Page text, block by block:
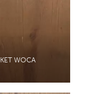
WOCA